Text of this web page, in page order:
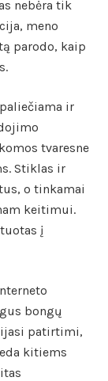
nebėra tik
meno
parodo, kaip
ir
tvaresne
Stiklas ir
o tinkamai
keitimui.
į
bongų
patirtimi,
kitiems